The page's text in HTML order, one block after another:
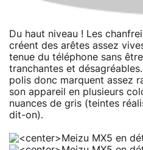
Du haut niveau ! Les
créent des arêtes assez
tenue du téléphone sans
tranchantes et
polis donc marquent assez
son appareil en plusieurs
nuances de gris (teintes
dit-on).